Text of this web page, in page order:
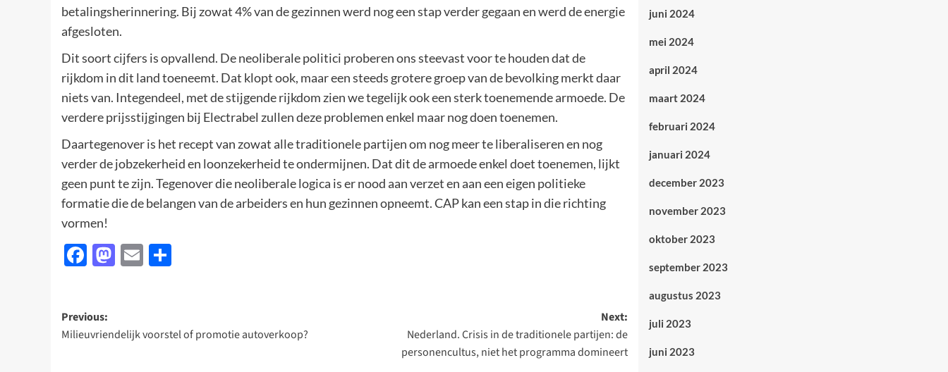
betalingsherinnering. Bij zowat 4% van de gezinnen werd nog een stap verder gegaan en werd de energie
afgesloten.
Dit soort cijfers is opvallend. De neoliberale politici proberen ons steevast voor te houden dat de
rijkdom in dit land toeneemt. Dat klopt ook, maar een steeds grotere groep van de bevolking merkt daar
niets van. Integendeel, met de stijgende rijkdom zien we tegelijk ook een sterk toenemende armoede. De
verdere prijsstijgingen bij Electrabel zullen deze problemen enkel maar nog doen toenemen.
Daartegenover is het recept van zowat alle traditionele partijen om nog meer te liberaliseren en nog
verder de jobzekerheid en loonzekerheid te ondermijnen. Dat dit de armoede enkel doet toenemen, lijkt
geen punt te zijn. Tegenover die neoliberale logica is er nood aan verzet en aan een eigen politieke
formatie die de belangen van de arbeiders en hun gezinnen opneemt. CAP kan een stap in die richting
vormen!
Facebook
Mastodon
Email
Post
navigation
Previous:
Milieuvriendelijk voorstel of promotie autoverkoop?
Next:
Nederland. Crisis in de traditionele partijen: de
personencultus, niet het programma domineert
juni 2024
mei 2024
april 2024
maart 2024
februari 2024
januari 2024
december 2023
november 2023
oktober 2023
september 2023
augustus 2023
juli 2023
juni 2023